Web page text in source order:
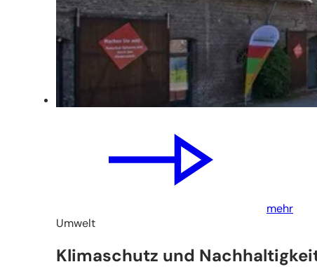
mehr
Umwelt
Klimaschutz und